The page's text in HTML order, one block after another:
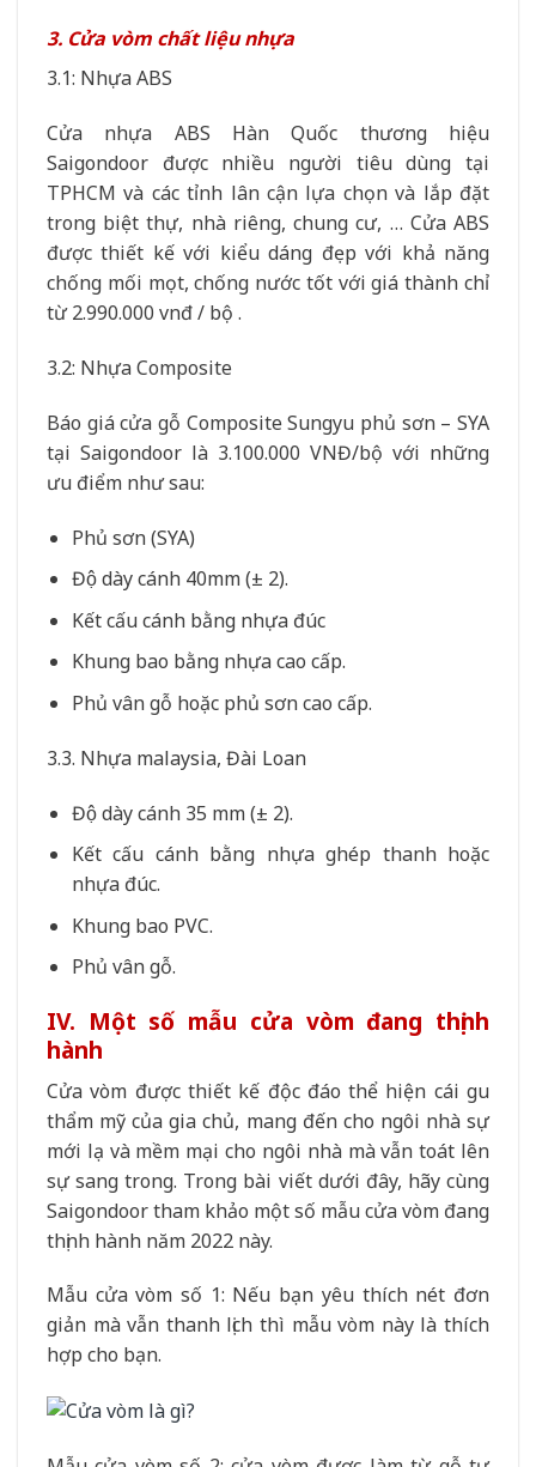
3. Cửa vòm chất liệu nhựa
3.1: Nhựa ABS
Cửa nhựa ABS Hàn Quốc thương hiệu
Saigondoor được nhiều người tiêu dùng tại
TPHCM và các tỉnh lân cận lựa chọn và lắp đặt
trong biệt thự, nhà riêng, chung cư, … Cửa ABS
được thiết kế với kiểu dáng đẹp với khả năng
chống mối mọt, chống nước tốt với giá thành chỉ
từ 2.990.000 vnđ / bộ .
3.2: Nhựa Composite
Báo giá cửa gỗ Composite Sungyu phủ sơn – SYA
tại Saigondoor là 3.100.000 VNĐ/bộ với những
ưu điểm như sau:
Phủ sơn (SYA)
Độ dày cánh 40mm (± 2).
Kết cấu cánh bằng nhựa đúc
Khung bao bằng nhựa cao cấp.
Phủ vân gỗ hoặc phủ sơn cao cấp.
3.3. Nhựa malaysia, Đài Loan
Độ dày cánh 35 mm (± 2).
Kết cấu cánh bằng nhựa ghép thanh hoặc
nhựa đúc.
Khung bao PVC.
Phủ vân gỗ.
IV. Một số mẫu cửa vòm đang thịnh
hành
Cửa vòm được thiết kế độc đáo thể hiện cái gu
thẩm mỹ của gia chủ, mang đến cho ngôi nhà sự
mới lạ và mềm mại cho ngôi nhà mà vẫn toát lên
sự sang trong. Trong bài viết dưới đây, hãy cùng
Saigondoor tham khảo một số mẫu cửa vòm đang
thịnh hành năm 2022 này.
Mẫu cửa vòm số 1: Nếu bạn yêu thích nét đơn
giản mà vẫn thanh lịch thì mẫu vòm này là thích
hợp cho bạn.